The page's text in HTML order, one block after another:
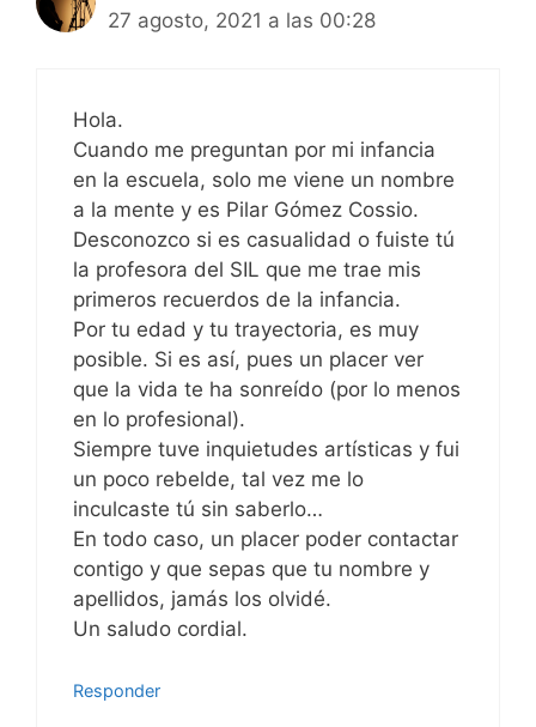
27 agosto, 2021 a las 00:28
Hola.
Cuando me preguntan por mi infancia
en la escuela, solo me viene un nombre
a la mente y es Pilar Gómez Cossio.
Desconozco si es casualidad o fuiste tú
la profesora del SIL que me trae mis
primeros recuerdos de la infancia.
Por tu edad y tu trayectoria, es muy
posible. Si es así, pues un placer ver
que la vida te ha sonreído (por lo menos
en lo profesional).
Siempre tuve inquietudes artísticas y fui
un poco rebelde, tal vez me lo
inculcaste tú sin saberlo…
En todo caso, un placer poder contactar
contigo y que sepas que tu nombre y
apellidos, jamás los olvidé.
Un saludo cordial.
Responder